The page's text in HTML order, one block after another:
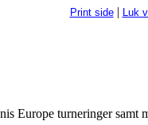
Print side| Luk
Europe turneringer samt